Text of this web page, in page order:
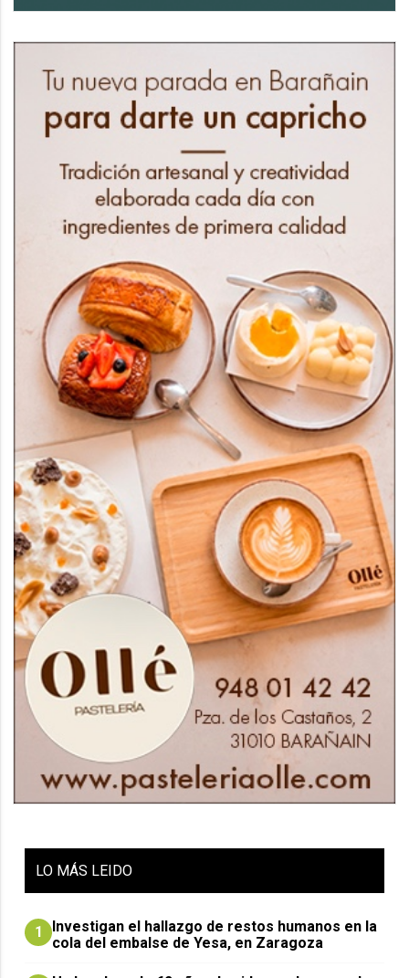
LO MÁS LEIDO
1
Investigan el hallazgo de restos humanos en la
cola del embalse de Yesa, en Zaragoza